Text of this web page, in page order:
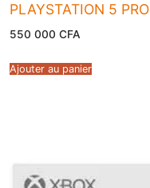
PLAYSTATION 5 PRO
550 000 CFA
Ajouter au panier